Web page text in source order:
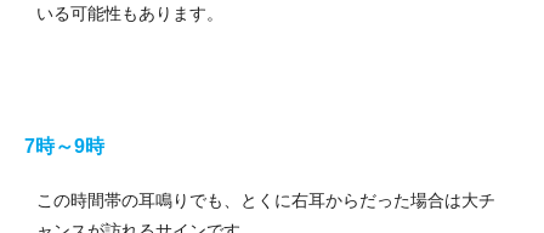
いる可能性もあります。
7時～9時
この時間帯の耳鳴りでも、とくに右耳からだった場合は大チ